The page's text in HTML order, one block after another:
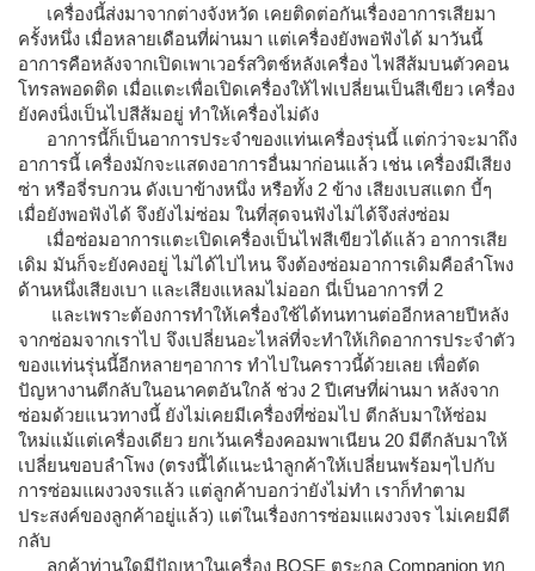
เครื่องนี้ส่งมาจากต่างจังหวัด เคยติดต่อกันเรื่องอาการเสียมา
ครั้งหนึ่ง เมื่อหลายเดือนที่ผ่านมา แต่เครื่องยังพอฟังได้ มาวันนี้
อาการคือหลังจากเปิดเพาเวอร์สวิตช์หลังเครื่อง ไฟสีส้มบนตัวคอน
โทรลพอดติด เมื่อแตะเพื่อเปิดเครื่องให้ไฟเปลี่ยนเป็นสีเขียว เครื่อง
ยังคงนิ่งเป็นไปสีส้มอยู่ ทำให้เครื่องไม่ดัง
อาการนี้ก็เป็นอาการประจำของแท่นเครื่องรุ่นนี้ แต่กว่าจะมาถึง
อาการนี้ เครื่องมักจะแสดงอาการอื่นมาก่อนแล้ว เช่น เครื่องมีเสียง
ซ่า หรือจี่รบกวน ดังเบาข้างหนึ่ง หรือทั้ง 2 ข้าง เสียงเบสแตก บี้ๆ
เมื่อยังพอฟังได้ จึงยังไม่ซ่อม ในที่สุดจนฟังไม่ได้จึงส่งซ่อม
เมื่อซ่อมอาการแตะเปิดเครื่องเป็นไฟสีเขียวได้แล้ว อาการเสีย
เดิม มันก็จะยังคงอยู่ ไม่ได้ไปไหน จึงต้องซ่อมอาการเดิมคือลำโพง
ด้านหนึ่งเสียงเบา และเสียงแหลมไม่ออก นี่เป็นอาการที่ 2
และเพราะต้องการทำให้เครื่องใช้ได้ทนทานต่ออีกหลายปีหลัง
จากซ่อมจากเราไป จึงเปลี่ยนอะไหล่ที่จะทำให้เกิดอาการประจำตัว
ของแท่นรุ่นนี้อีกหลายๆอาการ ทำไปในคราวนี้ด้วยเลย เพื่อตัด
ปัญหางานตีกลับในอนาคตอันใกล้ ช่วง 2 ปีเศษที่ผ่านมา หลังจาก
ซ่อมด้วยแนวทางนี้ ยังไม่เคยมีเครื่องที่ซ่อมไป ตีกลับมาให้ซ่อม
ใหม่แม้แต่เครื่องเดียว ยกเว้นเครื่องคอมพาเนียน 20 มีตีกลับมาให้
เปลี่ยนขอบลำโพง (ตรงนี้ได้แนะนำลูกค้าให้เปลี่ยนพร้อมๆไปกับ
การซ่อมแผงวงจรแล้ว แต่ลูกค้าบอกว่ายังไม่ทำ เราก็ทำตาม
ประสงค์ของลูกค้าอยู่แล้ว) แต่ในเรื่องการซ่อมแผงวงจร ไม่เคยมีตี
กลับ
ลูกค้าท่านใดมีปัญหาในเครื่อง BOSE ตระกูล Companion ทุก